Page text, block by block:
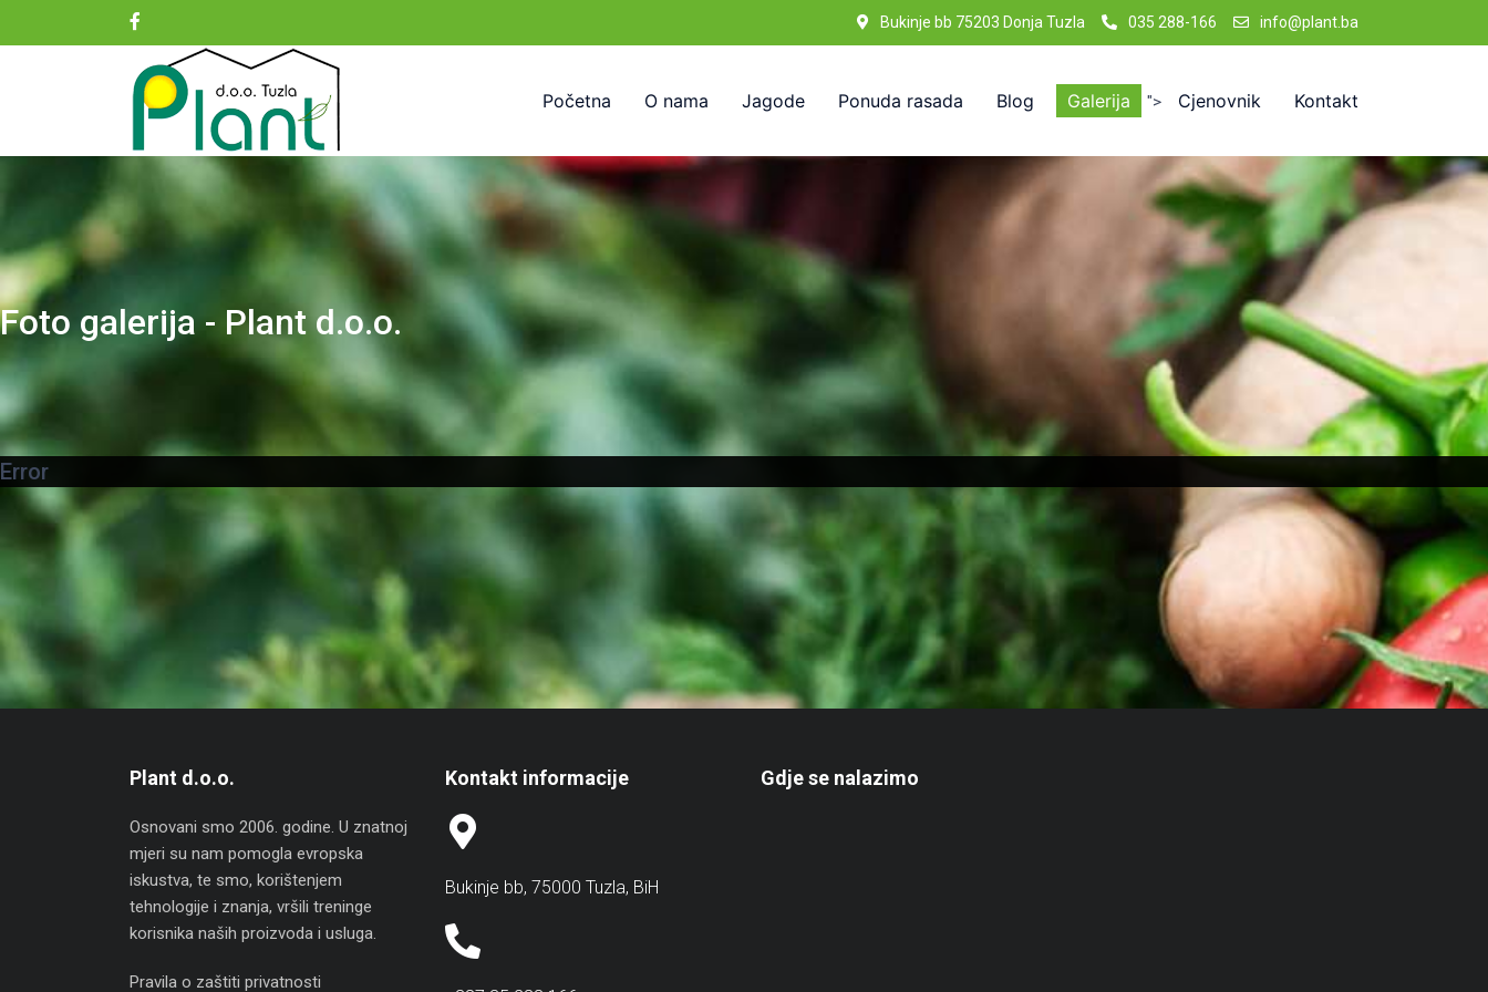
Bukinje bb 75203 Donja Tuzla 035 288-166 info@plant.ba
Početna O nama Jagode Ponuda rasada Blog Galerija "> Cjenovnik Kontakt
Foto galerija - Plant d.o.o.
Error
Plant d.o.o.
Osnovani smo 2006. godine. U znatnoj
mjeri su nam pomogla evropska
iskustva, te smo, korištenjem
tehnologije i znanja, vršili treninge
korisnika naših proizvoda i usluga.
Pravila o zaštiti privatnosti
Kontakt informacije
Bukinje bb, 75000 Tuzla, BiH
Gdje se nalazimo